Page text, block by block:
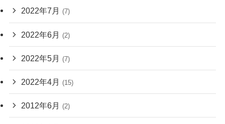
2022年7月 (7)
2022年6月 (2)
2022年5月 (7)
2022年4月 (15)
2012年6月 (2)